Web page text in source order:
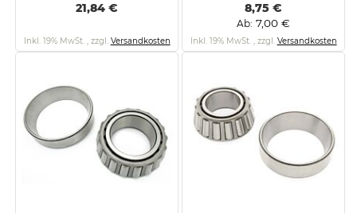
21,84 €
Inkl. 19% MwSt. , zzgl. Versandkosten
8,75 €
Ab 7,00 €
Inkl. 19% MwSt. , zzgl. Versandkosten